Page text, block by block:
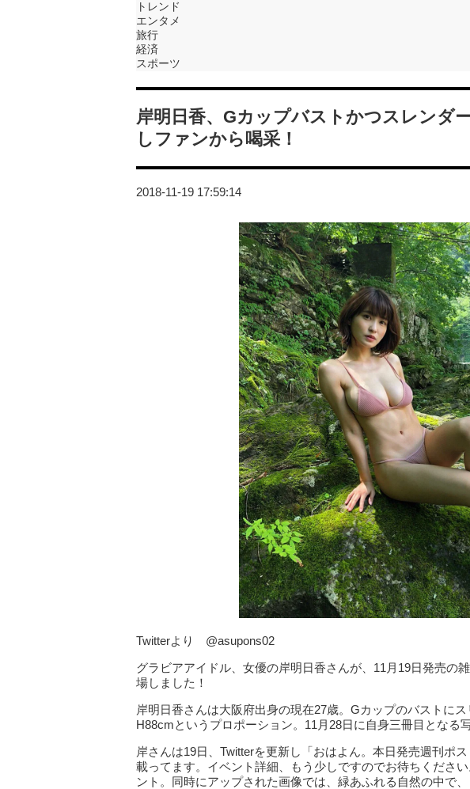
トレンド
エンタメ
旅行
経済
スポーツ
岸明日香、Gカップバストかつスレンダ
しファンから喝采！
2018-11-19 17:59:14
Twitterより @asupons02
グラビアアイドル、女優の岸明日香さんが、11月19日発売の
場しました！
岸明日香さんは大阪府出身の現在27歳。Gカップのバストにス
H88cmというプロポーション。11月28日に自身三冊目となる
岸さんは19日、Twitterを更新し「おはよん。本日発売週刊ポ
載ってます。イベント詳細、もう少しですのでお待ちくださ
ント。同時にアップされた画像では、緑あふれる自然の中で